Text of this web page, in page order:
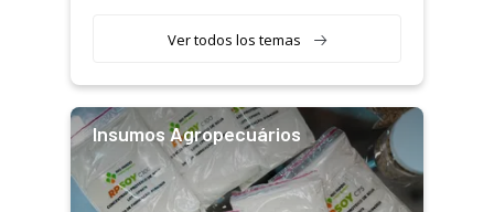
Ver todos los temas
Insumos Agropecuários